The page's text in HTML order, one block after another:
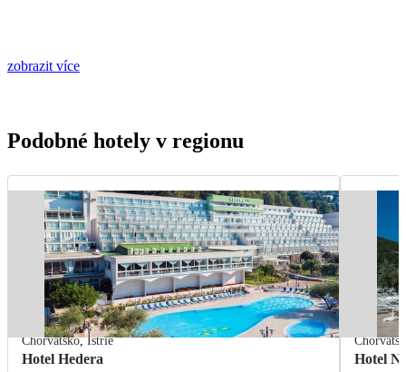
zobrazit více
Podobné hotely v regionu
Chorvatsko,Istrie
Hotel Hedera Hotel